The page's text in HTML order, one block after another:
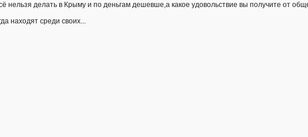
нельзя делать в Крыму и по деньгам дешевше,а какое удовольствие вы получите от
находят среди своих...